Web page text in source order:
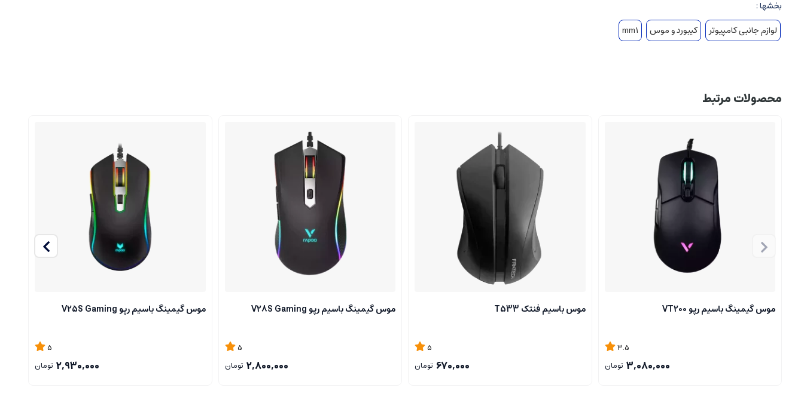
بخشها :
لوازم جانبی کامپیوتر
کیبورد و موس mm1
محصولات مرتبط
موس گیمینگ باسیم رپو VT200
3.5
3,080,000 تومان
موس باسیم فنتک T533
5
670,000 تومان
موس گیمینگ باسیم رپو V28S Gaming
5
2,800,000 تومان
موس گیمینگ باسیم رپو V25S Gaming
5
2,930,000 تومان